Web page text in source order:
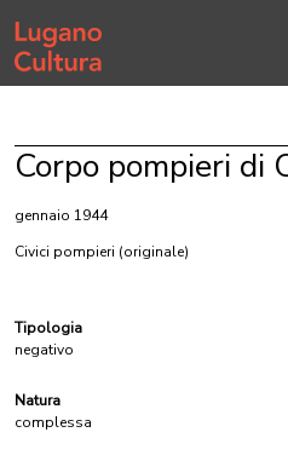
Home page
Corpo pompieri di
gennaio 1944
Civici pompieri (originale)
Tipologia
negativo
Natura
complessa